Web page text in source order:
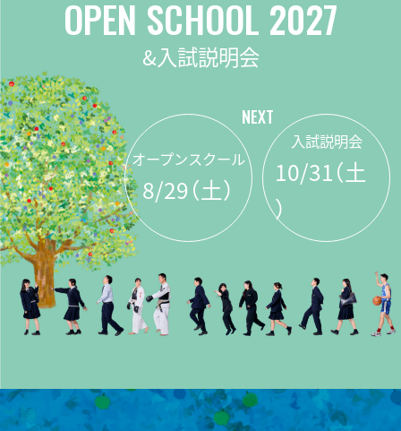
OPEN SCHOOL 2027
&入試説明会
NEXT
オープンスクール
8/29（土）
入試説明会
10/31（土
）